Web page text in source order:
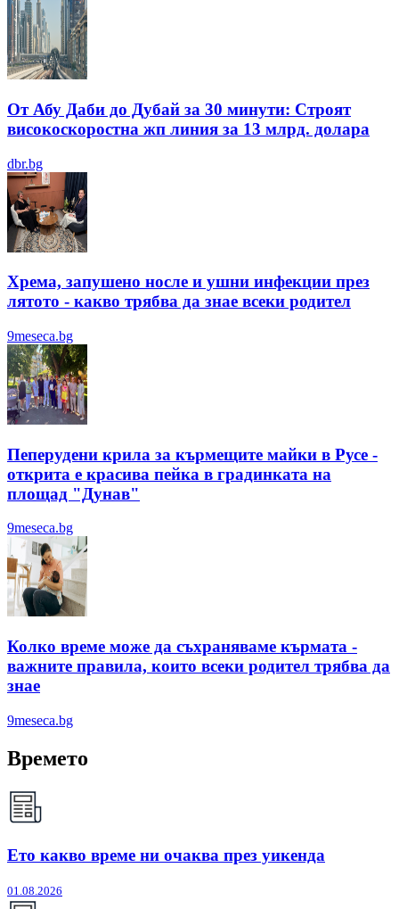
От Абу Даби до Дубай за 30 минути: Строят
високоскоростна жп линия за 13 млрд. долара
dbr.bg
Хрема, запушено носле и ушни инфекции през
лятотo - какво трябва да знае всеки родител
9meseca.bg
Пеперудени крила за кърмещите майки в Русе -
открита е красива пейка в градинката на
площад "Дунав"
9meseca.bg
Колко време може да съхраняваме кърмата -
важните правила, които всеки родител трябва да
знае
9meseca.bg
Времето
Ето какво време ни очаква през уикенда
01.08.2026